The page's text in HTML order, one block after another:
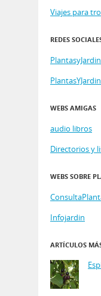
Viajes para
REDES
WEBS AMIGAS
audio libros
Directorios y
WEBS SOBRE
Infojardin
ARTÍCULOS